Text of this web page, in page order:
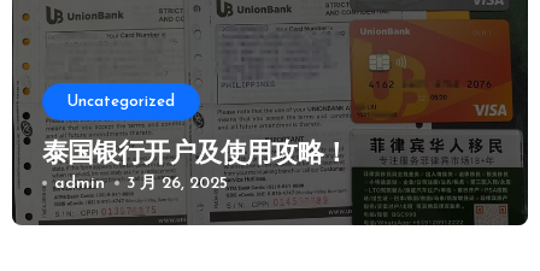
Uncategorized
泰国银行开户及使用攻略！
admin 3 月 26, 2025